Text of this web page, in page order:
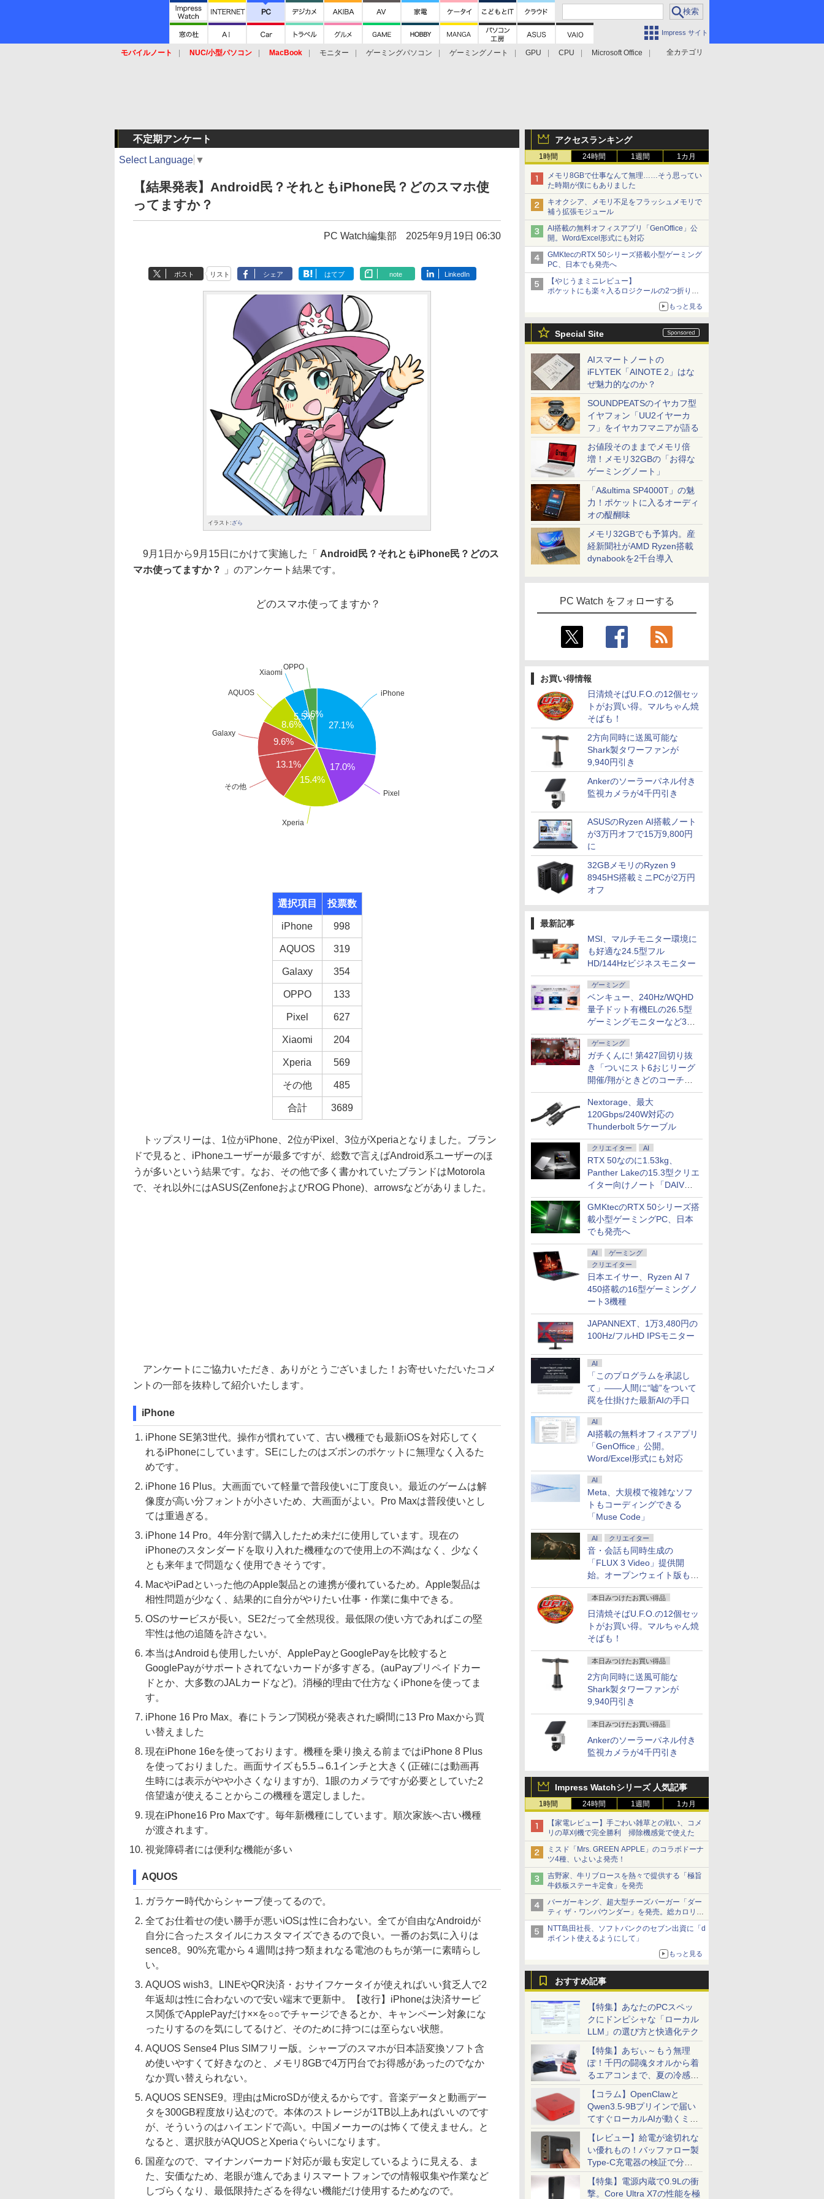
Impress サイト
全カテゴリ
モバイルノート NUC/小型パソコン MacBook モニター ゲーミングパソコン ゲーミングノート GPU CPU
Microsoft Office
アクセスランキング
1時間 24時間 1週間 1カ月
メモリ8GBで仕事なんて無理……そう思ってい
た時期が僕にもありました
キオクシア、メモリ不足をフラッシュメモリで
補う拡張モジュール
AI搭載の無料オフィスアプリ「GenOffice」公
開。Word/Excel形式にも対応
GMKtecのRTX 50シリーズ搭載小型ゲーミング
PC、日本でも発売へ
【やじうまミニレビュー】
ポケットにも楽々入るロジクールの2つ折りマ
ウス「Mobi Fold」。その気になるギミックと
もっと見る
Special Site
AIスマートノートの
iFLYTEK「AINOTE 2」はな
ぜ魅力的なのか？
SOUNDPEATSのイヤカフ型
イヤフォン「UU2イヤーカ
フ」をイヤカフマニアが語る
お値段そのままでメモリ倍
増！メモリ32GBの「お得な
ゲーミングノート」
「A&ultima SP4000T」の魅
力！ポケットに入るオーディ
オの醍醐味
メモリ32GBでも予算内。産
経新聞社がAMD Ryzen搭載
dynabookを2千台導入
PC Watch をフォローする
お買い得情報
日清焼そばU.F.O.の12個セッ
トがお買い得。マルちゃん焼
そばも！
2方向同時に送風可能な
Shark製タワーファンが
9,940円引き
Ankerのソーラーパネル付き
監視カメラが4千円引き
ASUSのRyzen AI搭載ノート
が3万円オフで15万9,800円
に
32GBメモリのRyzen 9
8945HS搭載ミニPCが2万円
オフ
最新記事
MSI、マルチモニター環境に
も好適な24.5型フル
HD/144Hzビジネスモニター
ゲーミング
ベンキュー、240Hz/WQHD
量子ドット有機ELの26.5型
ゲーミングモニターなど3機
種
ゲーミング
ガチくんに! 第427回切り抜
き「ついにスト6おじリーグ
開催/翔がときどのコーチ就
任など」
Nextorage、最大
120Gbps/240W対応の
Thunderbolt 5ケーブル
クリエイター AI
RTX 50なのに1.53kg、
Panther Lakeの15.3型クリエ
イター向けノート「DAIV
Z5」
GMKtecのRTX 50シリーズ搭
載小型ゲーミングPC、日本
でも発売へ
AI
ゲーミング
クリエイター
日本エイサー、Ryzen AI 7
450搭載の16型ゲーミングノ
ート3機種
JAPANNEXT、1万3,480円の
100Hz/フルHD IPSモニター
AI
「このプログラムを承認し
て」――人間に“嘘”をついて
罠を仕掛けた最新AIの手口
AI
AI搭載の無料オフィスアプリ
「GenOffice」公開。
Word/Excel形式にも対応
AI
Meta、大規模で複雑なソフ
トもコーディングできる
「Muse Code」
AI クリエイター
音・会話も同時生成の
「FLUX 3 Video」提供開
始。オープンウェイト版も計
画
本日みつけたお買い得品
日清焼そばU.F.O.の12個セッ
トがお買い得。マルちゃん焼
そばも！
本日みつけたお買い得品
2方向同時に送風可能な
Shark製タワーファンが
9,940円引き
本日みつけたお買い得品
Ankerのソーラーパネル付き
監視カメラが4千円引き
Impress Watchシリーズ 人気記事
1時間 24時間 1週間 1カ月
【家電レビュー】手ごわい雑草との戦い、コメ
リの草刈機で完全勝利 掃除機感覚で使えた
ミスド「Mrs. GREEN APPLE」のコラボドーナ
ツ4種、いよいよ発売！
吉野家、牛リブロースを熱々で提供する「極旨
牛鉄板ステーキ定食」を発売
バーガーキング、超大型チーズバーガー「ダー
ティ ザ・ワンパウンダー」を発売。総カロリー
約1656kcal、総重量約527g！
NTT島田社長、ソフトバンクのセブン出資に「d
ポイント使えるようにして」
もっと見る
おすすめ記事
【特集】あなたのPCスペッ
クにドンピシャな「ローカル
LLM」の選び方と快適化テク
【特集】あぢぃ～もう無理
ぽ！千円の闘魂タオルから着
るエアコンまで、夏の冷感グ
ッズ一挙紹介
【コラム】OpenClawと
Qwen3.5-9Bプリインで届い
てすぐローカルAIが動くミニ
PC「SER9 Pro」
【レビュー】給電が途切れな
い優れもの！バッファロー製
Type-C充電器の検証で分か
ったこと
【特集】電源内蔵で0.9Lの衝
撃。Core Ultra X7の性能を極
不定期アンケート
Select Language ▼
【結果発表】Android民？それともiPhone民？どのスマホ使
ってますか？
PC Watch編集部 2025年9月19日 06:30
ポスト リスト シェア はてブ note LinkedIn
イラスト: ざら
9月1日から9月15日にかけて実施した「
Android民？それともiPhone民？どのス
マホ使ってますか？
」のアンケート結果です。
どのスマホ使ってますか？
27.1%
17.0%
15.4%
13.1%
9.6%
8.6%
5.5%3.6%
iPhone
Pixel
Xperia
その他
Galaxy
AQUOS
Xiaomi
OPPO
選択項目 投票数
iPhone 998
AQUOS 319
Galaxy 354
OPPO 133
Pixel 627
Xiaomi 204
Xperia 569
その他 485
合計 3689
トップスリーは、1位がiPhone、2位がPixel、3位がXperiaとなりました。ブラン
ドで見ると、iPhoneユーザーが最多ですが、総数で言えばAndroid系ユーザーのほ
うが多いという結果です。なお、その他で多く書かれていたブランドはMotorola
で、それ以外にはASUS(ZenfoneおよびROG Phone)、arrowsなどがありました。
アンケートにご協力いただき、ありがとうございました！お寄せいただいたコメ
ントの一部を抜粋して紹介いたします。
iPhone
iPhone SE第3世代。操作が慣れていて、古い機種でも最新iOSを対応してく
れるiPhoneにしています。SEにしたのはズボンのポケットに無理なく入るた
めです。
iPhone 16 Plus。大画面でいて軽量で普段使いに丁度良い。最近のゲームは解
像度が高い分フォントが小さいため、大画面がよい。Pro Maxは普段使いとし
ては重過ぎる。
iPhone 14 Pro。4年分割で購入したため未だに使用しています。現在の
iPhoneのスタンダードを取り入れた機種なので使用上の不満はなく、少なく
とも来年まで問題なく使用できそうです。
MacやiPadといった他のApple製品との連携が優れているため。Apple製品は
相性問題が少なく、結果的に自分がやりたい仕事・作業に集中できる。
OSのサービスが長い。SE2だって全然現役。最低限の使い方であればこの堅
牢性は他の追随を許さない。
本当はAndroidも使用したいが、ApplePayとGooglePayを比較すると
GooglePayがサポートされてないカードが多すぎる。(auPayプリペイドカー
ドとか、大多数のJALカードなど)。消極的理由で仕方なくiPhoneを使ってま
す。
iPhone 16 Pro Max。春にトランプ関税が発表された瞬間に13 Pro Maxから買
い替えました
現在iPhone 16eを使っております。機種を乗り換える前まではiPhone 8 Plus
を使っておりました。画面サイズも5.5→6.1インチと大きく(正確には動画再
生時には表示がやや小さくなりますが)、1眼のカメラですが必要としていた2
倍望遠が使えることからこの機種を選定しました。
現在iPhone16 Pro Maxです。毎年新機種にしています。順次家族へ古い機種
が渡されます。
視覚障碍者には便利な機能が多い
AQUOS
ガラケー時代からシャープ使ってるので。
全てお仕着せの使い勝手が悪いiOSは性に合わない。全てが自由なAndroidが
自分に合ったスタイルにカスタマイズできるので良い。一番のお気に入りは
sence8。90%充電から４週間は持つ類まれなる電池のもちが第一に素晴らし
い。
AQUOS wish3。LINEやQR決済・おサイフケータイが使えればいい貧乏人で2
年返却は性に合わないので安い端末で更新中。【改行】iPhoneは決済サービ
ス関係でApplePayだけ××を○○でチャージできるとか、キャンペーン対象にな
ったりするのを気にしてるけど、そのために持つには至らない状態。
AQUOS Sense4 Plus SIMフリー版。シャープのスマホが日本語変換ソフト含
め使いやすくて好きなのと、メモリ8GBで4万円台でお得感があったのでなか
なか買い替えられない。
AQUOS SENSE9。理由はMicroSDが使えるからです。音楽データと動画デー
タを300GB程度放り込むので。本体のストレージが1TB以上あればいいのです
が、そういうのはハイエンドで高い。中国メーカーのは怖くて使えません。と
なると、選択肢がAQUOSとXperiaぐらいになります。
国産なので、マイナンバーカード対応が最も安定しているように見える、ま
た、安価なため、老眼が進んであまりスマートフォンでの情報収集や作業など
しづらくなり、最低限持たざるを得ない機能だけ使用するためなので。